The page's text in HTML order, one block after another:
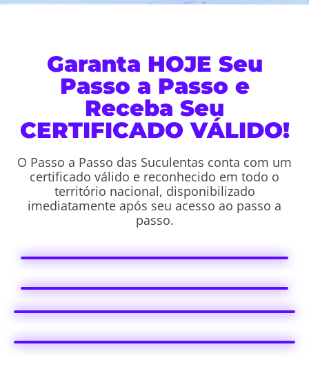
Garanta HOJE Seu
Passo a Passo e
Receba Seu
CERTIFICADO VÁLIDO!
O Passo a Passo das Suculentas conta com um
certificado válido e reconhecido em todo o
território nacional, disponibilizado
imediatamente após seu acesso ao passo a
passo.